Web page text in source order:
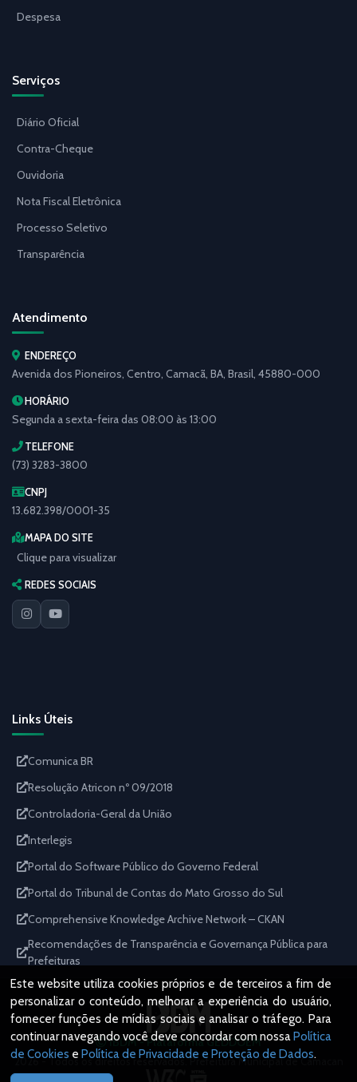
Despesa
Serviços
Diário Oficial
Contra-Cheque
Ouvidoria
Nota Fiscal Eletrônica
Processo Seletivo
Transparência
Atendimento
ENDEREÇO
Avenida dos Pioneiros, Centro, Camacã, BA, Brasil, 45880-000
HORÁRIO
Segunda a sexta-feira das 08:00 às 13:00
TELEFONE
(73) 3283-3800
CNPJ
13.682.398/0001-35
MAPA DO SITE
Clique para visualizar
REDES SOCIAIS
Links Úteis
Comunica BR
Resolução Atricon nº 09/2018
Controladoria-Geral da União
Interlegis
Portal do Software Público do Governo Federal
Portal do Tribunal de Contas do Mato Grosso do Sul
Comprehensive Knowledge Archive Network – CKAN
Recomendações de Transparência e Governança Pública para
Prefeituras
IBDM - Plataforma GEDDOEM
2026 - Todos os direitos reservados. Prefeitura Municipal de Camacan
Este website utiliza cookies próprios e de terceiros a fim de
personalizar o conteúdo, melhorar a experiência do usuário,
fornecer funções de mídias sociais e analisar o tráfego. Para
continuar navegando você deve concordar com nossaPolítica
de Cookies e Política de Privacidade e Proteção de Dados.